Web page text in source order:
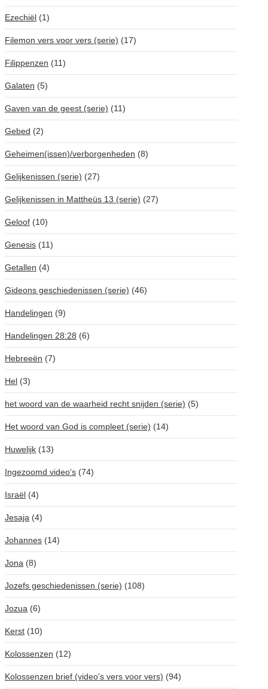
Ezechiël (1)
Filemon vers voor vers (serie) (17)
Filippenzen (11)
Galaten (5)
Gaven van de geest (serie) (11)
Gebed (2)
Geheimen(issen)/verborgenheden (8)
Gelijkenissen (serie) (27)
Gelijkenissen in Mattheüs 13 (serie) (27)
Geloof (10)
Genesis (11)
Getallen (4)
Gideons geschiedenissen (serie) (46)
Handelingen (9)
Handelingen 28:28 (6)
Hebreeën (7)
Hel (3)
het woord van de waarheid recht snijden (serie) (5)
Het woord van God is compleet (serie) (14)
Huwelijk (13)
Ingezoomd video's (74)
Israël (4)
Jesaja (4)
Johannes (14)
Jona (8)
Jozefs geschiedenissen (serie) (108)
Jozua (6)
Kerst (10)
Kolossenzen (12)
Kolossenzen brief (video's vers voor vers) (94)